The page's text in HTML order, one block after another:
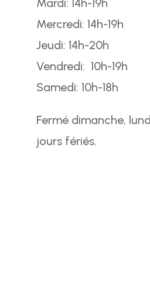
Mardi: 14h-19h
Mercredi: 14h-19h
Jeudi: 14h-20h
Vendredi: 10h-19h
Samedi: 10h-18h
Fermé dimanche,
jours fériés.